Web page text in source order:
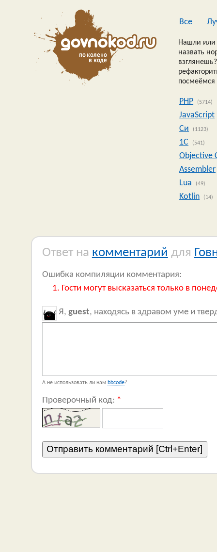
Все
Нашли или
назвать
посмеёмся
PHP (5714)
JavaScript
Си
(1123)
1C (541)
Objective
Assembler
Lua
(49)
Kotlin (14)
Ответ на комментарий для
Ошибка компиляции комментария:
Гости могут высказаться только в
Я, guest, находясь в здравом уме и
А не использовать ли нам bbcode?
Проверочный код: *